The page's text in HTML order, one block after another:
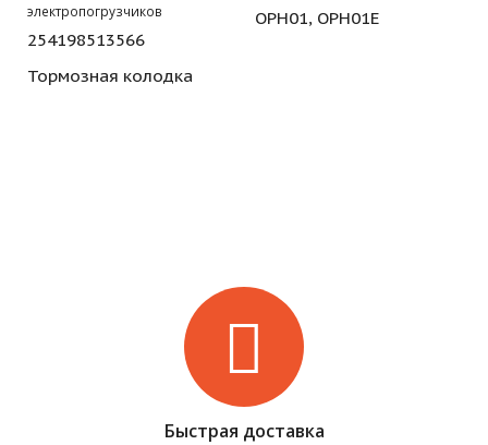
электропогрузчиков
254198513566
Тормозная колодка
OPH01, OPH01E
Быстрая доставка